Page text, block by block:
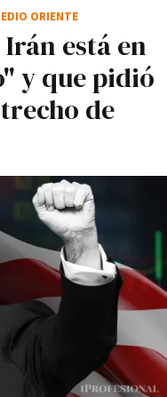
está en
y que pidió
de
ORIENTE